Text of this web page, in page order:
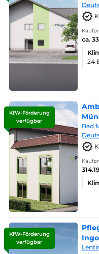
ca.
24
KfW-Förderung
verfügbar
Bad
KfW-Förderung
verfügbar